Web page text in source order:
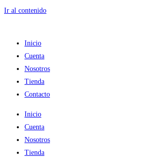
Ir al contenido
Inicio
Cuenta
Nosotros
Tienda
Contacto
Inicio
Cuenta
Nosotros
Tienda